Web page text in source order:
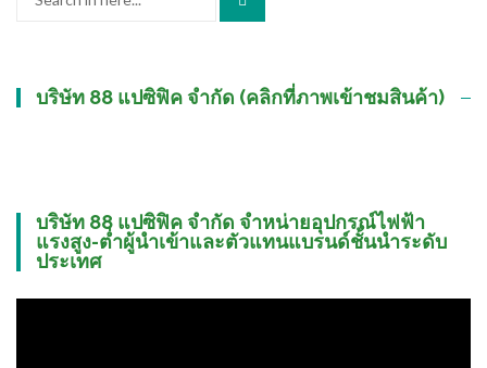
บริษัท 88 แปซิฟิค จำกัด (คลิกที่ภาพเข้าชมสินค้า)
บริษัท 88 แปซิฟิค จำกัด จำหน่ายอุปกรณ์ไฟฟ้า
แรงสูง-ต่ำผู้นำเข้าและตัวแทนแบรนด์ชั้นนำระดับ
ประเทศ